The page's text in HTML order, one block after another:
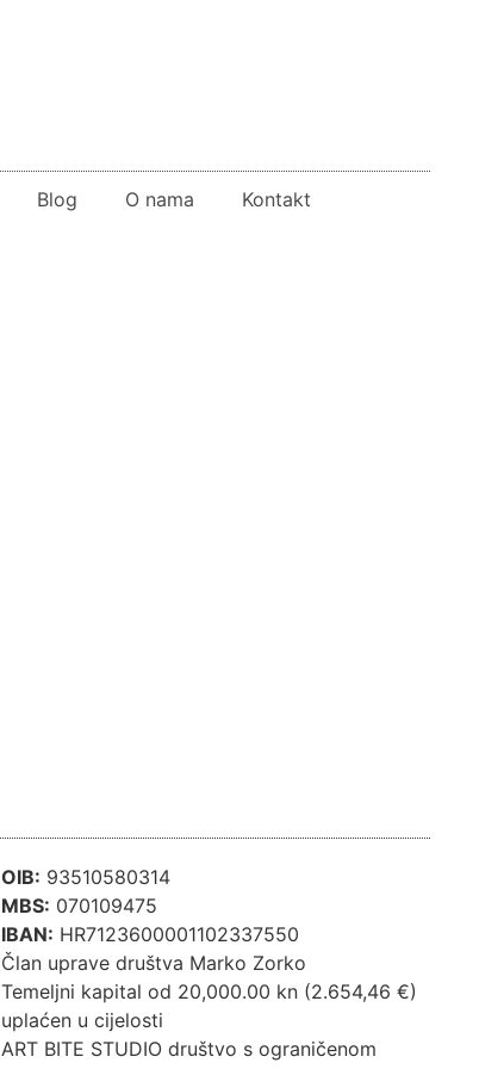
Blog O nama Kontakt
OIB: 93510580314
MBS: 070109475
IBAN: HR7123600001102337550
Član uprave društva Marko Zorko
Temeljni kapital od 20,000.00 kn (2.654,46 €)
uplaćen u cijelosti
ART BITE STUDIO društvo s ograničenom